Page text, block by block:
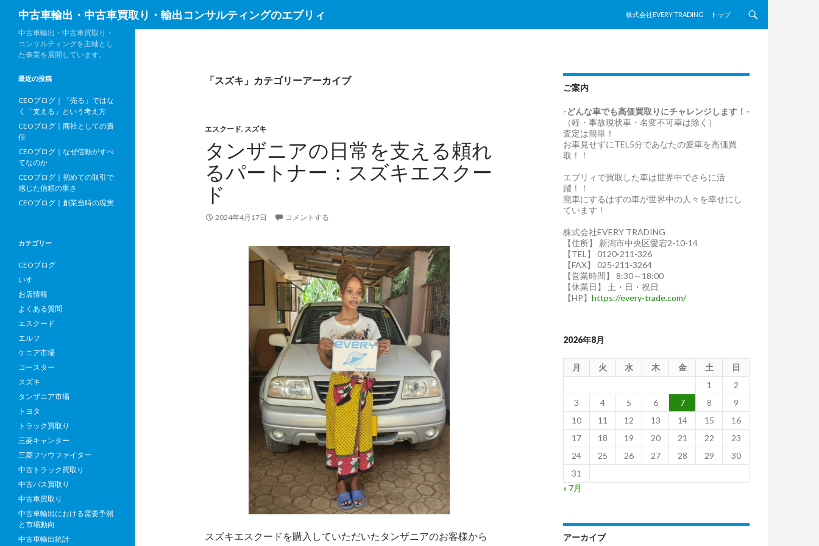
中古車輸出・中古車買取り・輸出コンサルティングのエブリィ
株式会社EVERY TRADING トップ
「スズキ」カテゴリーアーカイブ
エスクード, スズキ
タンザニアの日常を支える頼れ
るパートナー：スズキエスクー
ド
2024年4月17日 コメントする
スズキエスクードを購入していただいたタンザニアのお客様から
ご案内
-どんな車でも高価買取りにチャレンジします！-
（軽・事故現状車・名変不可車は除く）
査定は簡単！
お車見せずにTEL5分であなたの愛車を高価買
取！！
エブリィで買取した車は世界中でさらに活
躍！！
廃車にするはずの車が世界中の人々を幸せにし
ています！
株式会社EVERY TRADING
【住所】 新潟市中央区愛宕2-10-14
【TEL】 0120-211-326
【FAX】 025-211-3264
【営業時間】 8:30～18:00
【休業日】 土・日・祝日
【HP】 https://every-trade.com/
2026年8月
月 火 水 木 金 土
日
1
2
3
4 5 6 7 8
9
10
11 12 13 14 15
16
17
18 19 20 21 22
23
24
25 26 27 28 29
30
31
« 7月
アーカイブ
中古車輸出・中古車買取り・
コンサルティングを主軸とし
た事業を展開しています。
最近の投稿
CEOブログ｜「売る」ではな
く「支える」という考え方
CEOブログ｜商社としての責
任
CEOブログ｜なぜ信頼がすべ
てなのか
CEOブログ｜初めての取引で
感じた信頼の重さ
CEOブログ｜創業当時の現実
カテゴリー
CEOブログ
いすゞ
お店情報
よくある質問
エスクード
エルフ
ケニア市場
コースター
スズキ
タンザニア市場
トヨタ
トラック買取り
三菱キャンター
三菱フソウファイター
中古トラック買取り
中古バス買取り
中古車買取り
中古車輸出における需要予測
と市場動向
中古車輸出統計